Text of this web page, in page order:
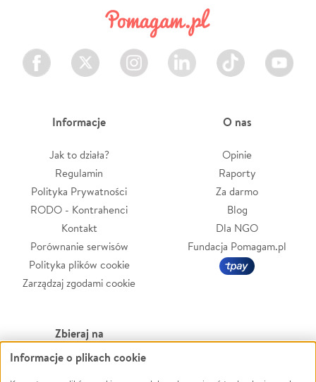
Facebook Twitter Instagram LinkedIn TikTok Youtube
Informacje
Jak to działa?
Regulamin
Polityka Prywatności
RODO - Kontrahenci
Kontakt
Porównanie serwisów
Polityka plików cookie
Zarządzaj zgodami cookie
O nas
Opinie
Raporty
Za darmo
Blog
Dla NGO
Fundacja Pomagam.pl
Zbieraj na
Leczenie
Informacje o plikach cookie